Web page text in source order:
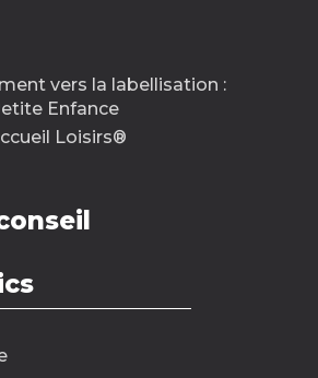
vers la labellisation :
Enfance
Loisirs®